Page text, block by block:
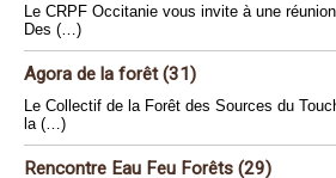
Le CRPF Occitanie vous invite à une
Des (…)
Agora de la forêt (31)
Le Collectif de la Forêt des Sources du
la (…)
Rencontre Eau Feu Forêts (29)